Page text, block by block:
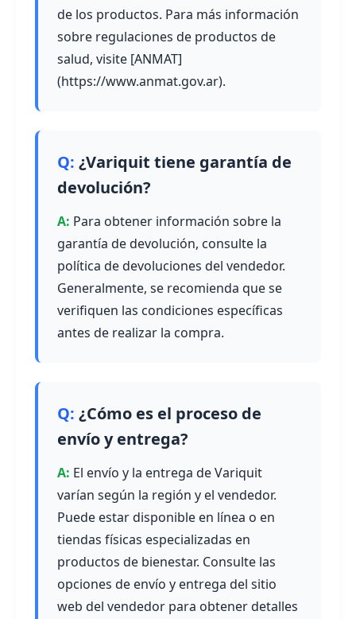
de los productos. Para más información
sobre regulaciones de productos de
salud, visite [ANMAT]
(https://www.anmat.gov.ar).
¿Variquit tiene garantía de
devolución?
Para obtener información sobre la
garantía de devolución, consulte la
política de devoluciones del vendedor.
Generalmente, se recomienda que se
verifiquen las condiciones específicas
antes de realizar la compra.
¿Cómo es el proceso de
envío y entrega?
El envío y la entrega de Variquit
varían según la región y el vendedor.
Puede estar disponible en línea o en
tiendas físicas especializadas en
productos de bienestar. Consulte las
opciones de envío y entrega del sitio
web del vendedor para obtener detalles